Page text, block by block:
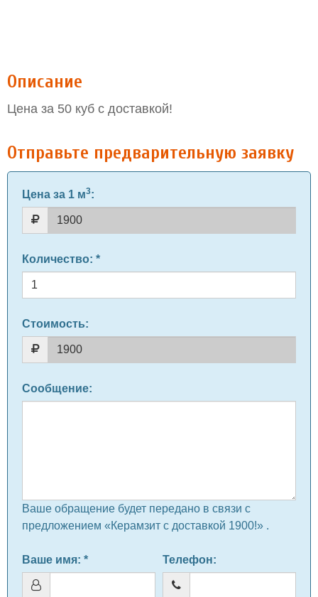
Описание
Цена за 50 куб с доставкой!
Отправьте предварительную заявку
Цена за 1 м3:
Количество: *
Стоимость:
Сообщение:
Ваше обращение будет передано в связи с
предложением «Керамзит с доставкой 1900!» .
Ваше имя: * Телефон: